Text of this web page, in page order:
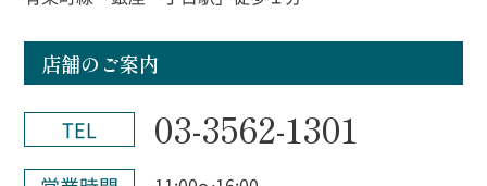
店舗のご案内
TEL 03-3562-1301